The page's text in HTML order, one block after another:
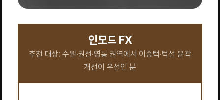
인모드 FX
추천 대상: 수원·권선·영통 권역에서 이중턱·턱선 윤곽
개선이 우선인 분